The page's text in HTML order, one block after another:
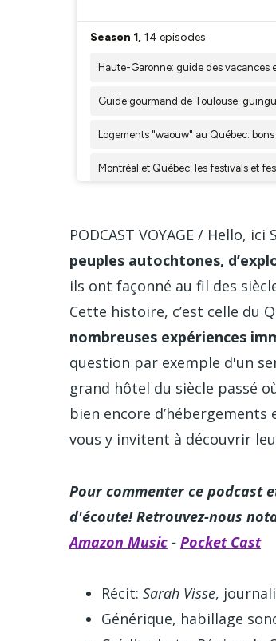
PODCAST VOYAGE / Hello,
peuples autochtones,
ils ont façonné au fil des
Cette histoire, c’est celle du
nombreuses expériences
question par exemple d'un
grand hôtel du siècle passé
bien encore
vous y invitent à découvrir
Pour commenter ce podcast
d'écoute! Retrouvez-nous
Amazon Music - Pocket Cast
Récit: Sarah Visse,
Générique, habillage